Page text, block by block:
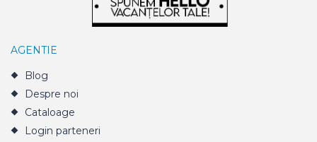
AGENTIE
Blog
Despre noi
Cataloage
Login parteneri